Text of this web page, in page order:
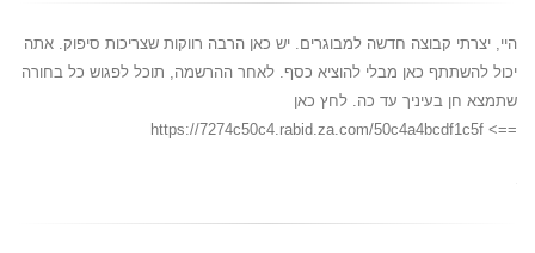
היי, יצרתי קבוצה חדשה למבוגרים. יש כאן הרבה רווקות שצריכות סיפוק. אתה
יכול להשתתף כאן מבלי להוציא כסף. לאחר ההרשמה, תוכל לפגוש כל בחורה
שתמצא חן בעיניך עד כה. לחץ כאן
==> https://7274c50c4.rabid.za.com/50c4a4bcdf1c5f